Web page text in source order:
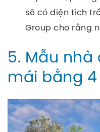
sẽ có diện tích
Group cho rằng
5. Mẫu nhà
mái bằng